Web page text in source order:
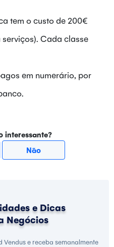
tem o custo de 200€
Cada classe
em numerário, por
interessante?
Não
e Dicas
Negócios
e receba semanalmente